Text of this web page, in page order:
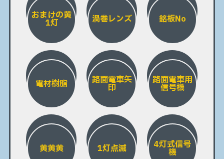
おまけの黄
1灯 渦巻レンズ 銘板No
電材樹脂 路面電車矢
印
路面電車用
信号機
黄黄黄 1灯点滅 4灯式信号
機